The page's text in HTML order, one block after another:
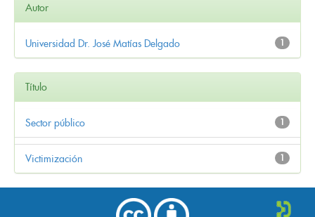
Autor
1
Universidad Dr. José Matías Delgado
Título
1
Sector público
1
Victimización